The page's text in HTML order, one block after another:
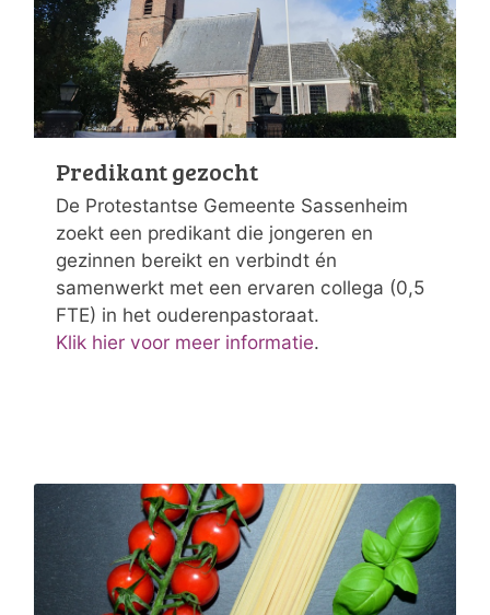
Predikant gezocht
De Protestantse Gemeente Sassenheim
zoekt een predikant die jongeren en
gezinnen bereikt en verbindt én
samenwerkt met een ervaren collega (0,5
FTE) in het ouderenpastoraat.
Klik hier voor meer informatie.